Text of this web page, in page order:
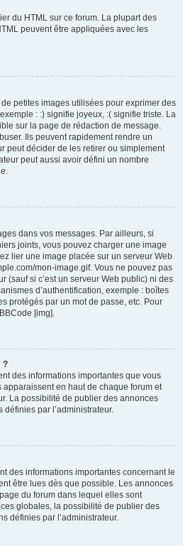
du HTML sur ce forum. La plupart des
peuvent être appliquées avec les
petites images utilisées pour exprimer des
: :) signifie joyeux, :( signifie triste. La
sur la page de rédaction de message.
Ils peuvent rapidement rendre un
peut décider de les retirer ou simplement
peut aussi avoir défini un nombre
dans vos messages. Par ailleurs, si
joints, vous pouvez charger une image
lier une image placée sur un serveur Web
mon-image.gif. Vous ne pouvez pas
(sauf si c’est un serveur Web public) ni des
d’authentification, exemple : boîtes
protégés par un mot de passe, etc. Pour
[img].
?
des informations importantes que vous
en haut de chaque forum et
La possibilité de publier des annonces
par l’administrateur.
des informations importantes concernant le
être lues dès que possible. Les annonces
du forum dans lequel elles sont
globales, la possibilité de publier des
définies par l’administrateur.